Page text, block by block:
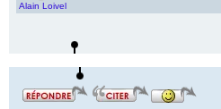
Alain Loivel